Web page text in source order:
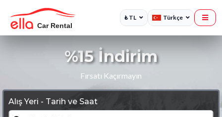
₺ TL Türkçe
%15 İndirim
Fırsatı Kaçırmayın
Alış Yeri - Tarih ve Saat